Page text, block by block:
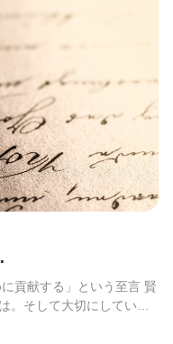
貢献する」という至言 賢
。そして大切にしてい